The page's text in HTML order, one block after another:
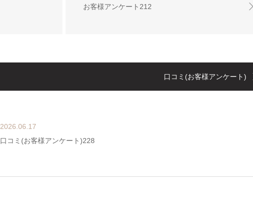
お客様アンケート212
口コミ(お客様アンケート)
2026.06.17
口コミ(お客様アンケート)228